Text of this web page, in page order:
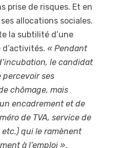
prise de risques. Et en
allocations sociales.
la subtilité d’une
« Pendant
le candidat
ses
chômage, mais
encadrement et de
de TVA, service de
qui le ramènent
à l’emploi »,